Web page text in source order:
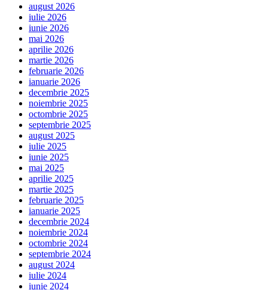
august 2026
iulie 2026
iunie 2026
mai 2026
aprilie 2026
martie 2026
februarie 2026
ianuarie 2026
decembrie 2025
noiembrie 2025
octombrie 2025
septembrie 2025
august 2025
iulie 2025
iunie 2025
mai 2025
aprilie 2025
martie 2025
februarie 2025
ianuarie 2025
decembrie 2024
noiembrie 2024
octombrie 2024
septembrie 2024
august 2024
iulie 2024
iunie 2024